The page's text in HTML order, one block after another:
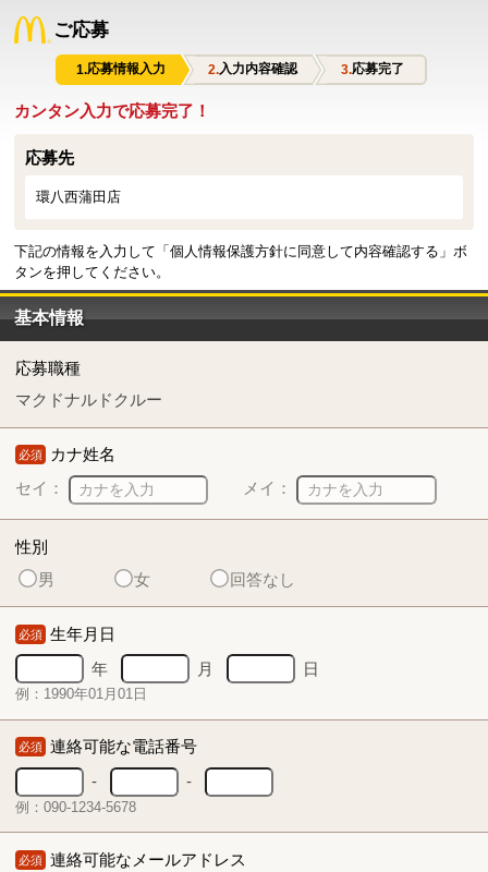
ご応募
応募情報入力 入力内容確認 応募完了
カンタン入力で応募完了！
応募先
環八西蒲田店
下記の情報を入力して「個人情報保護方針に同意して内容確認する」ボ
タンを押してください。
基本情報
応募職種
マクドナルドクルー
必須 カナ姓名
セイ：
メイ：
性別
男
女 回答なし
必須 生年月日
年
月 日
例：1990年01月01日
必須 連絡可能な電話番号
-
-
例：090-1234-5678
必須 連絡可能なメールアドレス